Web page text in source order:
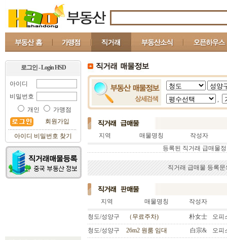
로그인 - Login HSD
아이디
비밀번호
개인
가맹점
회원가입
아이디 비밀번호 찾기
,
지역 매물명칭
작성자
등록된 직거래 급매물
직거래 급매물 등록문
지역 매물명칭 작성자
청도/성양구 （무료주차) 朴女士
오피
청도/성양구
26m2 원룸 임대 白宗&
오피